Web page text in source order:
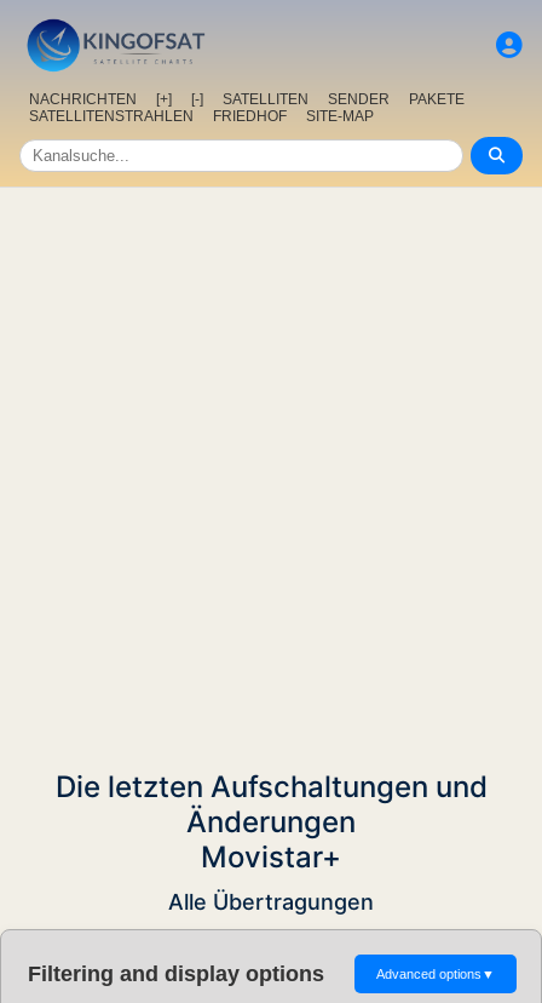
NACHRICHTEN [+] [-] SATELLITEN SENDER
PAKETE
SATELLITENSTRAHLEN
FRIEDHOF SITE-MAP
Die letzten Aufschaltungen und
Änderungen
Movistar+
Alle Übertragungen
Filtering and display options Advanced options ▼